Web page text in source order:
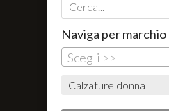
Naviga per marchio
Scegli >>
Calzature donna